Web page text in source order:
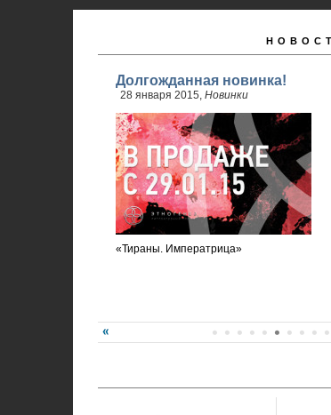
Долгожданная новинка!
28 января 2015, Новинки
«Тираны. Императрица»